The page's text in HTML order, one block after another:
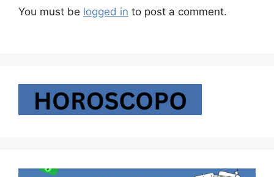
You must be logged in to post a comment.